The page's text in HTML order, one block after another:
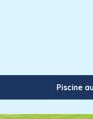
Piscine